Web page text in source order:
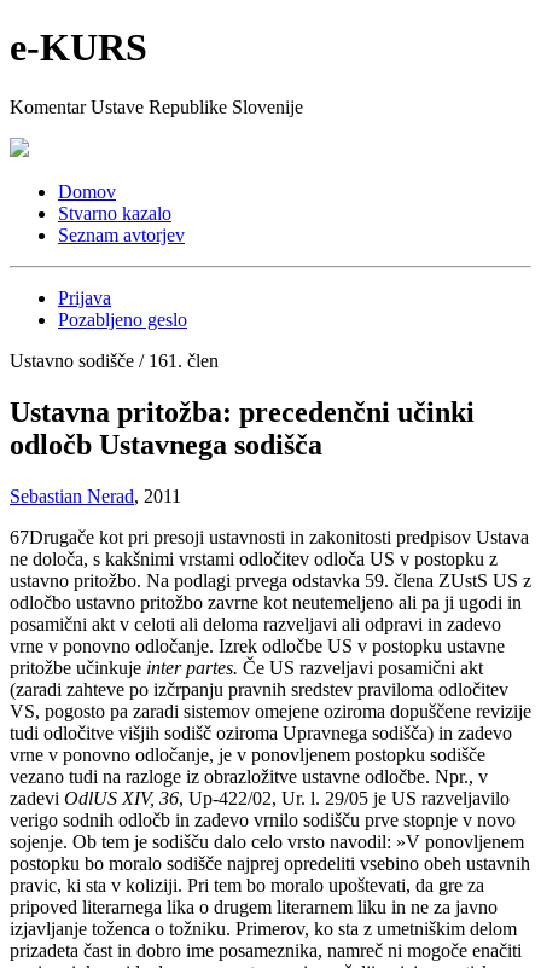
e-KURS
Komentar Ustave Republike Slovenije
Domov
Stvarno kazalo
Seznam avtorjev
Prijava
Pozabljeno geslo
Ustavno sodišče / 161. člen
Ustavna pritožba: precedenčni učinki
odločb Ustavnega sodišča
Sebastian Nerad, 2011
67Drugače kot pri presoji ustavnosti in zakonitosti predpisov Ustava
ne določa, s kakšnimi vrstami odločitev odloča US v postopku z
ustavno pritožbo. Na podlagi prvega odstavka 59. člena ZUstS US z
odločbo ustavno pritožbo zavrne kot neutemeljeno ali pa ji ugodi in
posamični akt v celoti ali deloma razveljavi ali odpravi in zadevo
vrne v ponovno odločanje. Izrek odločbe US v postopku ustavne
pritožbe učinkuje inter partes. Če US razveljavi posamični akt
(zaradi zahteve po izčrpanju pravnih sredstev praviloma odločitev
VS, pogosto pa zaradi sistemov omejene oziroma dopuščene revizije
tudi odločitve višjih sodišč oziroma Upravnega sodišča) in zadevo
vrne v ponovno odločanje, je v ponovljenem postopku sodišče
vezano tudi na razloge iz obrazložitve ustavne odločbe. Npr., v
zadevi OdlUS XIV, 36, Up-422/02, Ur. l. 29/05 je US razveljavilo
verigo sodnih odločb in zadevo vrnilo sodišču prve stopnje v novo
sojenje. Ob tem je sodišču dalo celo vrsto navodil: »V ponovljenem
postopku bo moralo sodišče najprej opredeliti vsebino obeh ustavnih
pravic, ki sta v koliziji. Pri tem bo moralo upoštevati, da gre za
pripoved literarnega lika o drugem literarnem liku in ne za javno
izjavljanje toženca o tožniku. Primerov, ko sta z umetniškim delom
prizadeta čast in dobro ime posameznika, namreč ni mogoče enačiti